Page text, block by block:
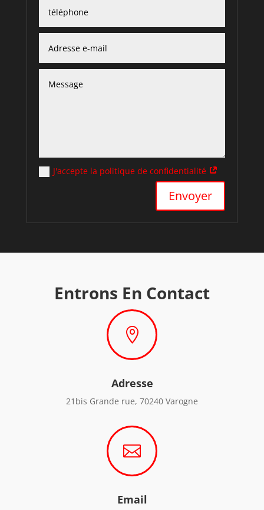
J'accepte la politique de confidentialité
Envoyer
Entrons En Contact

Adresse
21bis Grande rue, 70240 Varogne

Email